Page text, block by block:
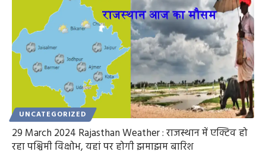
UNCATEGORIZED
29 March 2024 Rajasthan Weather : राजस्थान में एक्टिव हो
रहा पश्चिमी विक्षोभ, यहां पर होगी झमाझम बारिश